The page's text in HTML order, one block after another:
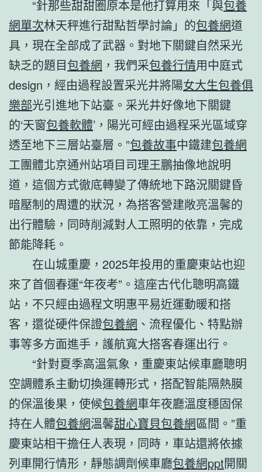
“針那些甜甜圈原本是他打算用來「與包養
網單次林天秤進行甜點哲學討論」的包養網道
具，現在全部成了武器。對地下關鍵自然采光
缺乏的題目包養網 ，我們采包養行情用中庭式
design，經由過程設置采光井將陽女大生包養俱
樂部光引進地下站臺。采光井好像地下關鍵
的‘天窗包養軟體’，陽光可經由過程采光區域穿
透至地下三層站臺層。”包養故事中鐵建包養網
工團體北京通州站項目司理王鵬抽像地說明
道，這個方式徹底轉變了傳統地下路況關鍵昏
暗壓制的周遭的狀況，為搭客營建敞亮溫馨的
出行體驗，同時削減對人工照明的依靠，完成
節能降耗。
在山城重慶，2025年投用的重慶東站也迎
來了首個春運“年夜考”。這座古代化聰明高鐵
站，不只經由過程文明惠平易近運動暖和搭
客，還從硬件保證包養網 、流程優化、特點辦
事等多方面進手，護航寬大搭客春運出行。
“針對夏季高溫氣象，重慶東站候車廳聰明
空調體系主動切換運轉形式，搭配智能隔熱膜
的保溫後果，使候包養網車年夜廳溫度穩固保
持在人體包養網溫馨甜心寶貝包養網區間。”重
慶東站相干擔任人表現，同時，車站還將依據
列車開行情形，靜態調劑候車廳包養網ppt開關